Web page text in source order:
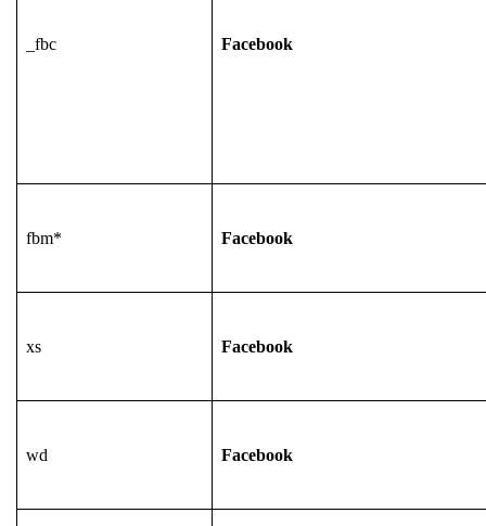
_fbc Facebook
fbm* Facebook
xs Facebook
wd Facebook